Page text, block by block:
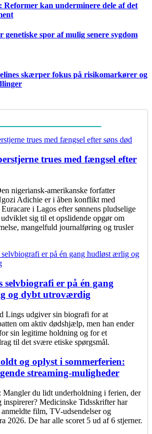
Reformer kan underminere dele af det
spor af mulig senere sygdom
skærper fokus på risikomarkører og
trues med fængsel efter
nigeriansk-amerikanske forfatter
Adichie er i åben konflikt med
i Lagos efter sønnens pludselige
sig til et opslidende opgør om
mangelfuld journalføring og trusler
selvbiografi er på én gang
og dybt utroværdig
Lings udgiver sin biografi for at
om aktiv dødshjælp, men han ender
sin legitime holdning og for et
til det svære etiske spørgsmål.
og oplyst i sommerferien:
streaming-muligheder
du lidt underholdning i ferien, der
inspirerer? Medicinske Tidsskrifter har
film, TV-udsendelser og
2026. De har alle scoret 5 ud af 6 stjerner.